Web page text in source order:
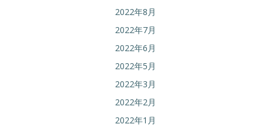
2022年8月
2022年7月
2022年6月
2022年5月
2022年3月
2022年2月
2022年1月